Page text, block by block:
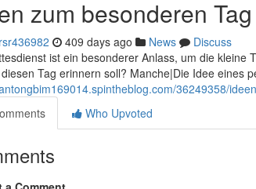
zum besonderen Tag
409 days ago News
Discuss
ist ein besonderer Anlass, um die kleine
Tag erinnern soll? Manche|Die Idee eines
36249358/
Who Upvoted